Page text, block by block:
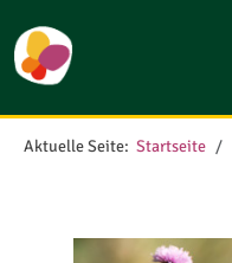
Aktuelle Seite: Startseite